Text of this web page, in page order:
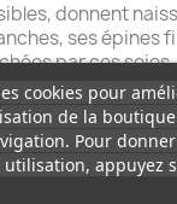
donnent
ses épines
par ces soies.
à rosées
printemps.
céphalium
de culture).
cookies pour
de la
Pour
appuyez